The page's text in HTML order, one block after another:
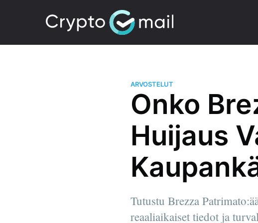
ARVOSTELUT
Onko
Huijaus
Tutustu Brezza
reaaliaikaiset tiedot ja